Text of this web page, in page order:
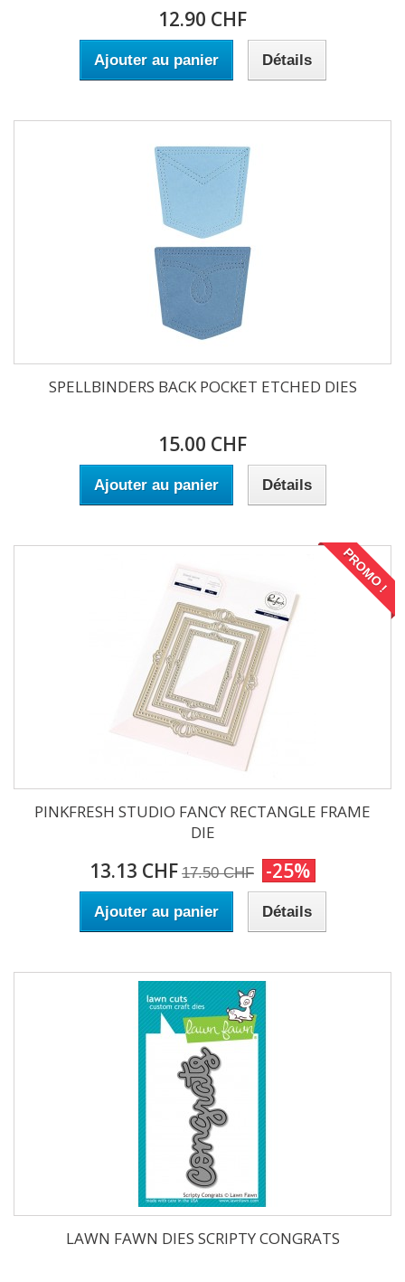
12.90 CHF
Ajouter au panier Détails
SPELLBINDERS BACK POCKET ETCHED DIES
15.00 CHF
Ajouter au panier Détails
PROMO !
PINKFRESH STUDIO FANCY RECTANGLE FRAME
DIE
13.13 CHF 17.50 CHF -25%
Ajouter au panier Détails
LAWN FAWN DIES SCRIPTY CONGRATS